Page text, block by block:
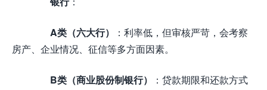
A类（六大行）
：利率低，但审核严苛，会考察
房产、企业情况、征信等多方面因素。
B类（商业股份制银行）
：贷款期限和还款方式